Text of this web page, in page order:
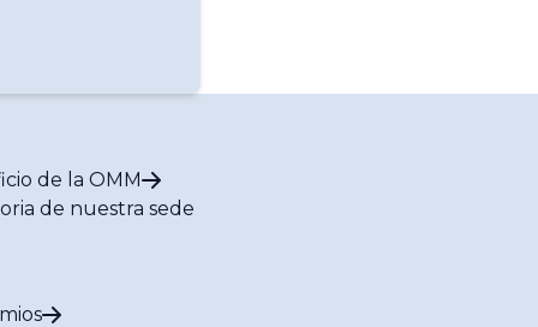
de la OMM
de nuestra sede